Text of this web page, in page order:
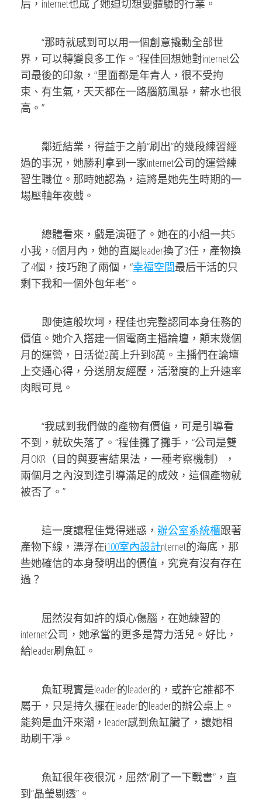
后，internet也成了她迫切想要體驗的行業。
“那時就感到可以用一個創意撬動全部世
界，可以轉變良多工作。”程佳回想她對internet公
司最後的印象，“里面都是年青人，很不受拘
束、有生氣，天天都在一路腦筋風暴，薪水也很
高。”
鄰近結業，得益于之前“刷出”的幾段練習經
過的事況，她勝利拿到一家internet公司的運營練
習生職位。那時她認為，這將是她先生時期的一
場壓軸年夜戲。
總體看來，戲是演砸了。她在的小組一共5
小我，6個月內，她的直屬leader換了3任，產物換
了4個，技巧跑了兩個，“幸福空間最后干活的只
剩下我和一個外包年老”。
即使這般坎坷，程佳也完整認同本身任務的
價值。她介入搭建一個電商主播論壇，顛末幾個
月的運營，日活從2萬上升到8萬。主播們在論壇
上交通心得，分送朋友經歷，活潑度的上升速率
肉眼可見。
“我感到我們做的產物有價值，可是引導看
不到，就砍失落了。”程佳攤了攤手，“公司是雙
月OKR（目的與要害結果法，一種考察機制），
兩個月之內沒到達引導滿足的成效，這個產物就
被否了。”
這一度讓程佳覺得迷惑， 辦公室系統櫃跟著
產物下線，漂浮在i100室內設計nternet的海底，那
些她確信的本身發明出的價值，究竟有沒有存在
過？
屈然沒有如許的煩心傷腦，在她練習的
internet公司，她承當的更多是膂力活兒。好比，
給leader刷魚缸。
魚缸現實是leader的leader的，或許它誰都不
屬于，只是持久擺在leader的leader的辦公桌上。
能夠是血汗來潮，leader感到魚缸臟了，讓她相
助刷干凈。
魚缸很年夜很沉，屈然“刷了一下戰書”，直
到“晶瑩剔透”。